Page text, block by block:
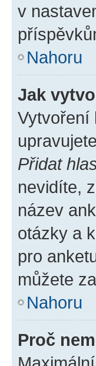
v
Nahoru
Jak
Vytvoření
Přidat
nevidíte,
název
otázky a
pro
můžete
Nahoru
Proč